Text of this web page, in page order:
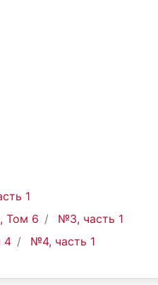
1
Том 6
№3, часть 1
4 №4, часть 1